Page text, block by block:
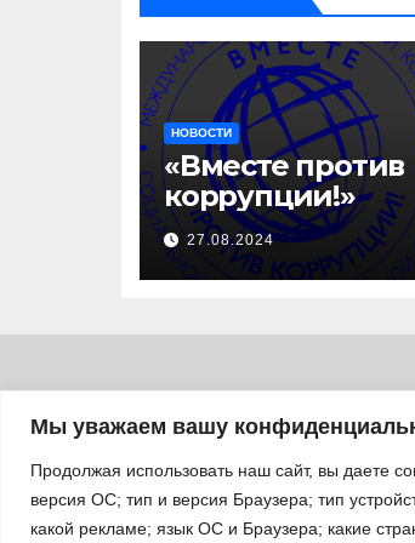
Мы уважаем вашу
Продолжая использовать наш сайт, вы даете
версия ОС; тип и версия Браузера; тип
какой рекламе; язык ОС и Браузера; какие
НОВОСТИ
«Вместе против
коррупции!»
27.08.2024